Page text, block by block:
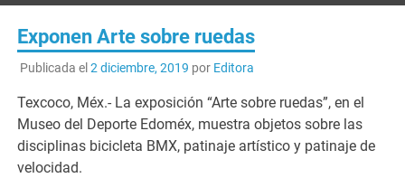
Exponen Arte sobre ruedas
Publicada el 2 diciembre, 2019 por Editora
Texcoco, Méx.- La exposición “Arte sobre ruedas”, en el
Museo del Deporte Edoméx, muestra objetos sobre las
disciplinas bicicleta BMX, patinaje artístico y patinaje de
velocidad.